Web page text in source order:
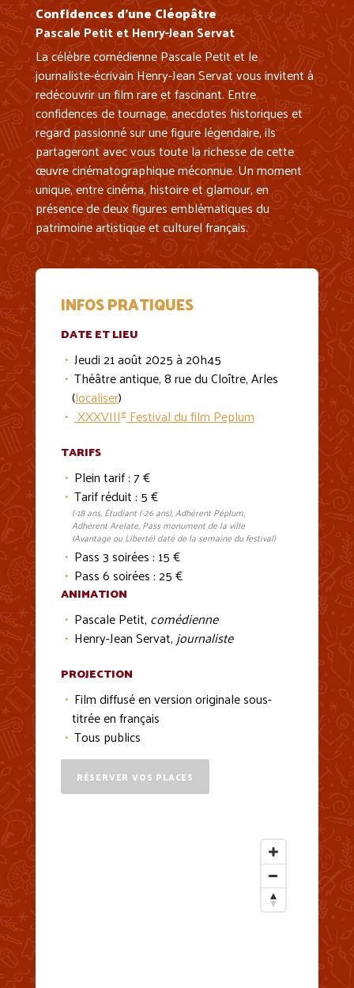
Confidences d’une Cléopâtre
Pascale Petit et Henry-Jean Servat
La célèbre comédienne Pascale Petit et le
journaliste-écrivain Henry-Jean Servat vous invitent à
redécouvrir un film rare et fascinant. Entre
confidences de tournage, anecdotes historiques et
regard passionné sur une figure légendaire, ils
partageront avec vous toute la richesse de cette
œuvre cinématographique méconnue. Un moment
unique, entre cinéma, histoire et glamour, en
présence de deux figures emblématiques du
patrimoine artistique et culturel français.
INFOS PRATIQUES
DATE ET LIEU
Jeudi 21 août 2025 à 20h45
Théâtre antique, 8 rue du Cloître, Arles
(localiser)
XXXVIIIeFestival du film Peplum
TARIFS
Plein tarif : 7 €
Tarif réduit : 5 €
(-18 ans, Étudiant (-26 ans), Adhérent Péplum,
Adhérent Arelate, Pass monument de la ville
(Avantage ou Liberté) daté de la semaine du festival)
Pass 3 soirées : 15 €
Pass 6 soirées : 25 €
ANIMATION
Pascale Petit, comédienne
Henry-Jean Servat,journaliste
PROJECTION
Film diffusé en version originale sous-
titrée en français
Tous publics
RÉSERVER VOS PLACES